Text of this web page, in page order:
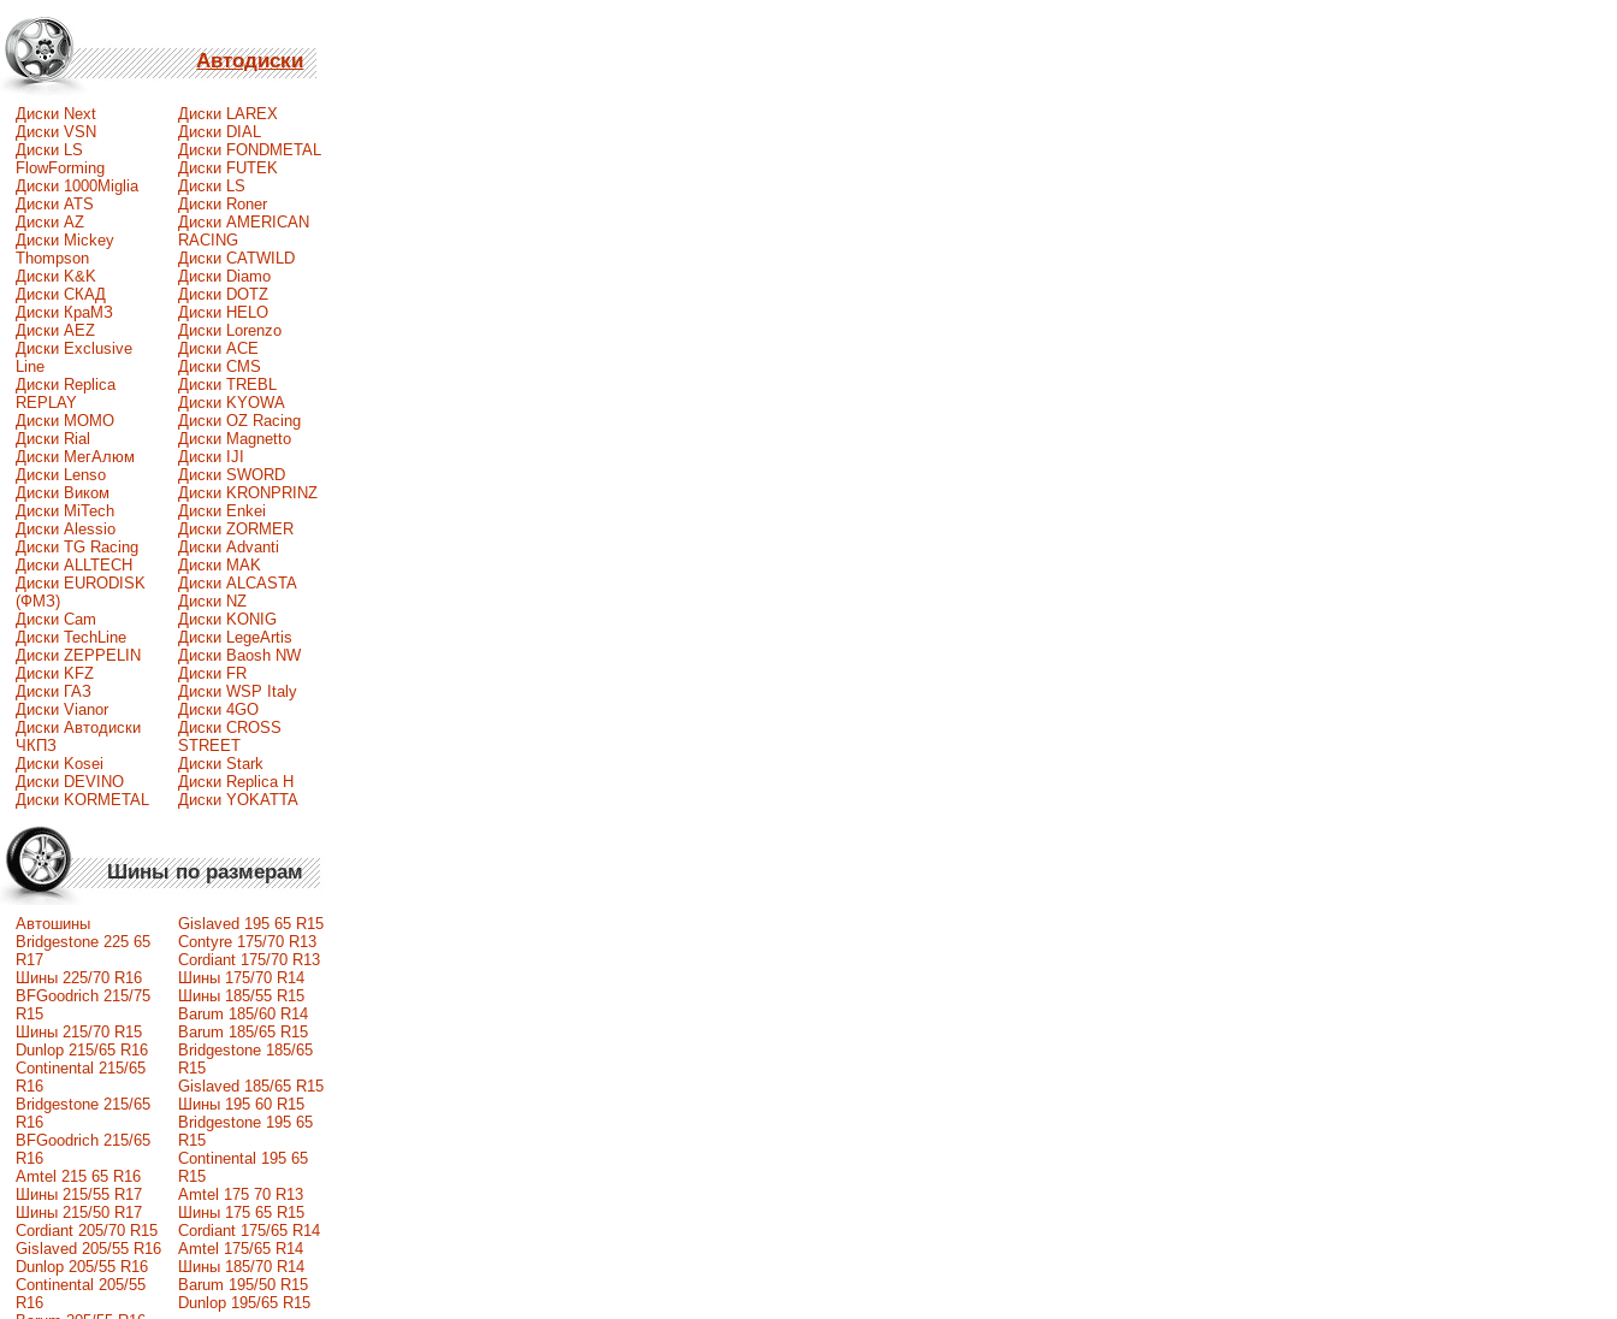
Автодиски
Диски Next
Диски VSN
Диски LS
FlowForming
Диски 1000Miglia
Диски ATS
Диски AZ
Диски Mickey
Thompson
Диски K&K
Диски СКАД
Диски КраМЗ
Диски AEZ
Диски Exclusive
Line
Диски Replica
REPLAY
Диски MOMO
Диски Rial
Диски МегАлюм
Диски Lenso
Диски Виком
Диски MiTech
Диски Alessio
Диски TG Racing
Диски ALLTECH
Диски EURODISK
(ФМЗ)
Диски Cam
Диски TechLine
Диски ZEPPELIN
Диски KFZ
Диски ГАЗ
Диски Vianor
Диски Автодиски
ЧКПЗ
Диски Kosei
Диски DEVINO
Диски KORMETAL
Диски LAREX
Диски DIAL
Диски FONDMETAL
Диски FUTEK
Диски LS
Диски Roner
Диски AMERICAN
RACING
Диски CATWILD
Диски Diamo
Диски DOTZ
Диски HELO
Диски Lorenzo
Диски ACE
Диски CMS
Диски TREBL
Диски KYOWA
Диски OZ Racing
Диски Magnetto
Диски IJI
Диски SWORD
Диски KRONPRINZ
Диски Enkei
Диски ZORMER
Диски Advanti
Диски MAK
Диски ALCASTA
Диски NZ
Диски KONIG
Диски LegeArtis
Диски Baosh NW
Диски FR
Диски WSP Italy
Диски 4GO
Диски CROSS
STREET
Диски Stark
Диски Replica H
Диски YOKATTA
Шины по размерам
Автошины
Bridgestone 225 65
R17
Шины 225/70 R16
BFGoodrich 215/75
R15
Шины 215/70 R15
Dunlop 215/65 R16
Continental 215/65
R16
Bridgestone 215/65
R16
BFGoodrich 215/65
R16
Amtel 215 65 R16
Шины 215/55 R17
Шины 215/50 R17
Сordiant 205/70 R15
Gislaved 205/55 R16
Dunlop 205/55 R16
Continental 205/55
R16
Gislaved 195 65 R15
Contyre 175/70 R13
Cordiant 175/70 R13
Шины 175/70 R14
Шины 185/55 R15
Barum 185/60 R14
Barum 185/65 R15
Bridgestone 185/65
R15
Gislaved 185/65 R15
Шины 195 60 R15
Bridgestone 195 65
R15
Continental 195 65
R15
Amtel 175 70 R13
Шины 175 65 R15
Cordiant 175/65 R14
Amtel 175/65 R14
Шины 185/70 R14
Barum 195/50 R15
Dunlop 195/65 R15